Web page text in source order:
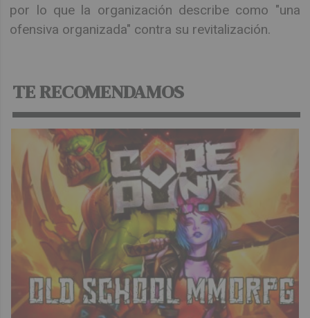
por lo que la organización describe como "una
ofensiva organizada" contra su revitalización.
TE RECOMENDAMOS